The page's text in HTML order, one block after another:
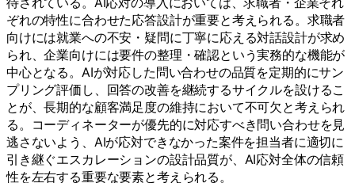
ぞれの特性に合わせた応答設計が重要と考えられる。求職者
向けには就業への不安・疑問に丁寧に応える対話設計が求め
られ、企業向けには要件の整理・確認という実務的な機能が
中心となる。AIが対応した問い合わせの品質を定期的にサン
プリング評価し、回答の改善を継続するサイクルを設けるこ
とが、長期的な顧客満足度の維持において不可欠と考えられ
る。コーディネーターが優先的に対応すべき問い合わせを見
逃さないよう、AIが応対できなかった案件を担当者に適切に
引き継ぐエスカレーションの設計品質が、AI応対全体の信頼
性を左右する重要な要素と考えられる。